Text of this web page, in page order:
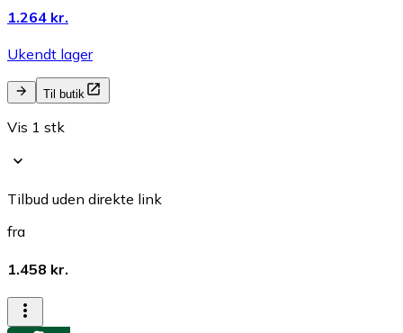
1.264 kr.
Ukendt lager
Til butik
Vis 1 stk
Tilbud uden direkte link
fra
1.458 kr.